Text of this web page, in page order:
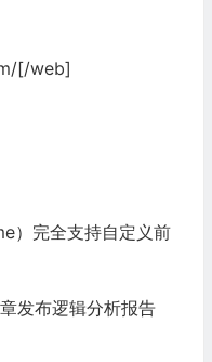
[/web]
）完全支持自定义前
发布逻辑分析报告